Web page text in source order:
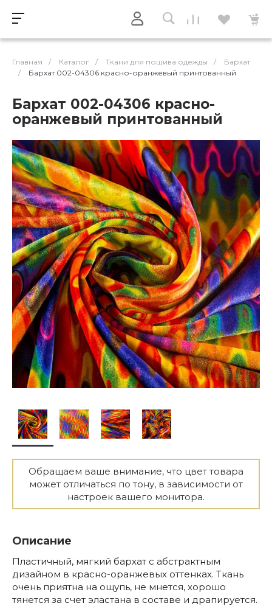
Главная / Каталог / Ткани для пошива одежды /
Бархат
/
Бархат 002-04306 красно-оранжевый принтованный
Бархат 002-04306 красно-
оранжевый принтованный
Обращаем ваше внимание, что цвет товара
может отличаться по тону, в зависимости от
настроек вашего монитора.
Описание
Пластичный, мягкий бархат с абстрактным
дизайном в красно-оранжевых оттенках. Ткань
очень приятна на ощупь, не мнется, хорошо
тянется за счет эластана в составе и драпируется.